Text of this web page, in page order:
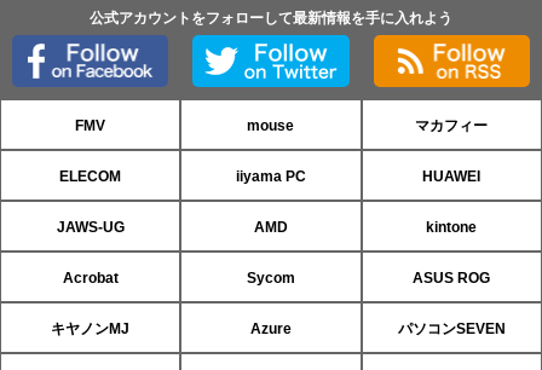
公式アカウントをフォローして最新情報を手に入れよう
FMV mouse マカフィー
ELECOM iiyama PC HUAWEI
JAWS-UG AMD kintone
Acrobat Sycom ASUS ROG
キヤノンMJ Azure パソコンSEVEN